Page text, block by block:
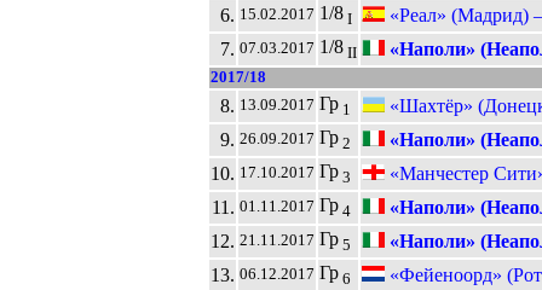
6. 15.02.2017 1/8I
«Реал» (Мадрид)
7. 07.03.2017 1/8II «Наполи»
2017/18
8. 13.09.2017 Гр1
«Шахтёр»
9. 26.09.2017 Гр2
«Наполи»
10. 17.10.2017 Гр3
«Манчестер
11. 01.11.2017 Гр4
«Наполи»
12. 21.11.2017 Гр5
«Наполи»
13. 06.12.2017 Гр6 «Фейеноорд»